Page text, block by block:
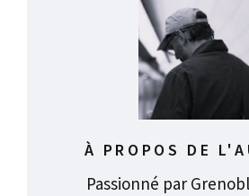
À PROPOS DE
Passionné par